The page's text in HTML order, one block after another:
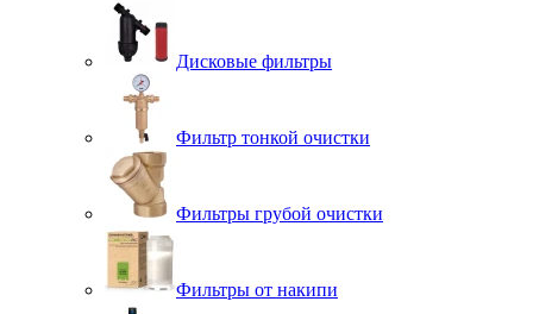
Дисковые фильтры
Фильтр тонкой очистки
Фильтры грубой очистки
Фильтры от накипи